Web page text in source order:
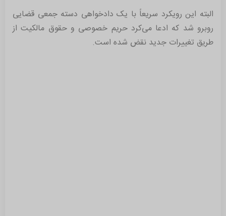
البته این رویکرد سریعاً با یک دادخواهی دسته جمعی قضایی
روبرو شد که ادعا می‌کرد حریم خصوصی و حقوق مالکیت از
طریق تغییرات جدید نقض شده است.